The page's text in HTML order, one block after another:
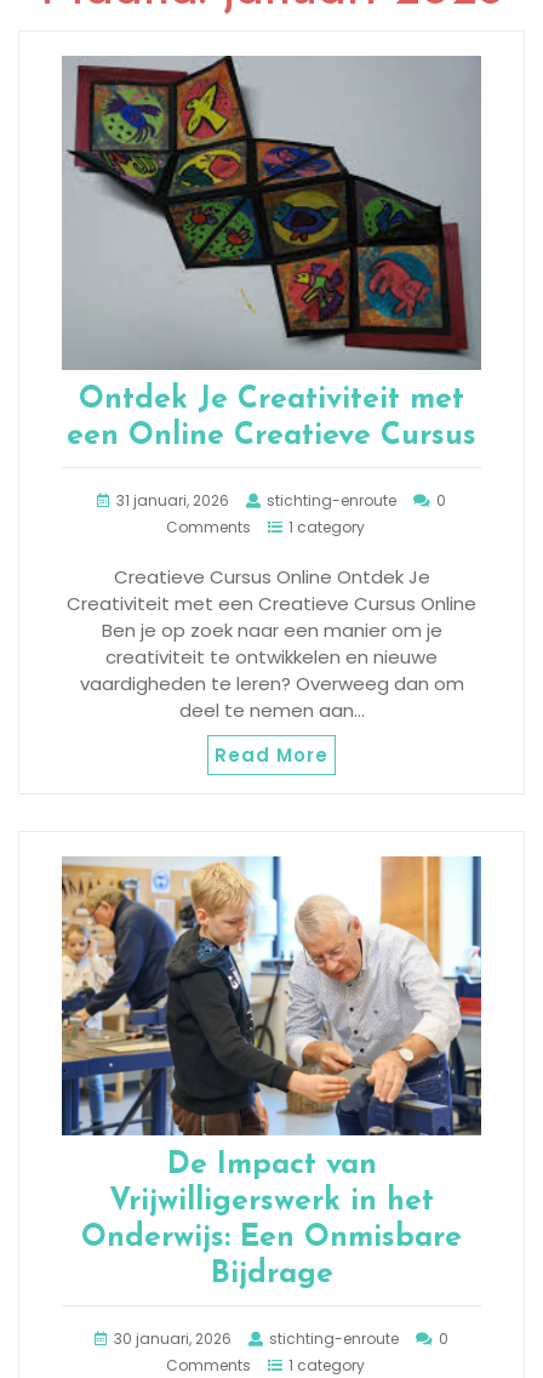
Ontdek Je Creativiteit met
een Online Creatieve Cursus
31 januari, 2026 stichting-enroute
0
Comments
1 category
Creatieve Cursus Online Ontdek Je
Creativiteit met een Creatieve Cursus Online
Ben je op zoek naar een manier om je
creativiteit te ontwikkelen en nieuwe
vaardigheden te leren? Overweeg dan om
deel te nemen aan…
Read More
De Impact van
Vrijwilligerswerk in het
Onderwijs: Een Onmisbare
Bijdrage
30 januari, 2026 stichting-enroute
0
Comments
1 category